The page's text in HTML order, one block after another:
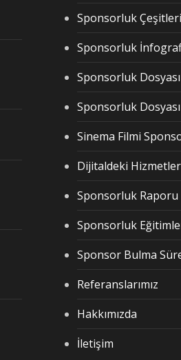
Sponsorluk
Sponsorluk
Sponsorluk Dosyası
Sponsorluk
Sinema Filmi
Dijitaldeki
Sponsorluk Raporu
Sponsorluk
Sponsor Bulma
Referanslarımız
Hakkımızda
İletişim